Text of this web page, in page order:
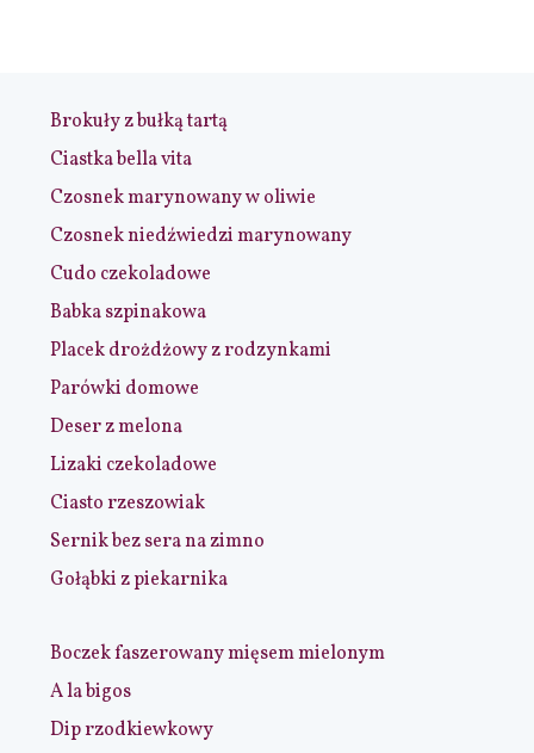
Brokuły z bułką tartą
Ciastka bella vita
Czosnek marynowany w oliwie
Czosnek niedźwiedzi marynowany
Cudo czekoladowe
Babka szpinakowa
Placek drożdżowy z rodzynkami
Parówki domowe
Deser z melona
Lizaki czekoladowe
Ciasto rzeszowiak
Sernik bez sera na zimno
Gołąbki z piekarnika
Boczek faszerowany mięsem mielonym
A la bigos
Dip rzodkiewkowy